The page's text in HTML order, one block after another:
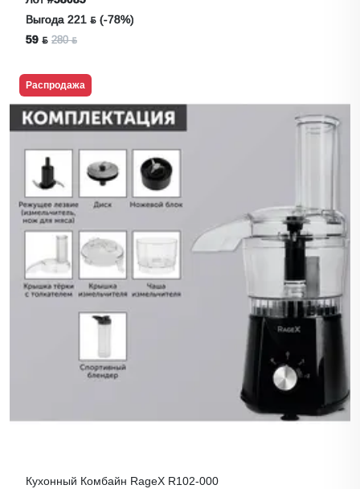
Выгода 221 ƃ (-78%)
59 ƃ 280 ƃ
Распродажа
Кухонный Комбайн RageX R102-000